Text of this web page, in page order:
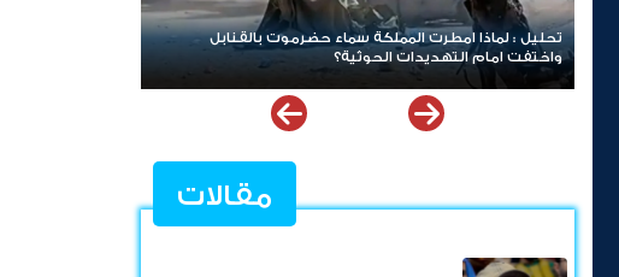
ماذا يعني فرض الحوثيين حصارًا على السعودية؟
مقالات